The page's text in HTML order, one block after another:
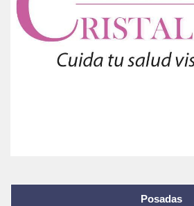
Posadas